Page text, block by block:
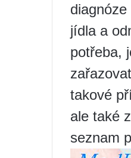
jídla a
potřeba,
takové
ale také
seznam